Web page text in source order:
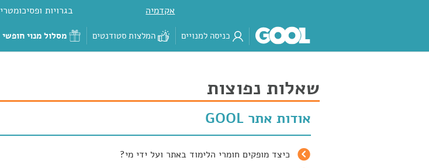
אקדמיה בגרויות ופסיכומטרי
כניסה למנויים המלצות סטודנטים מסלול מנוי חופשי
שאלות נפוצות
אודות אתר GOOL
כיצד מופקים חומרי הלימוד באתר ועל ידי מי?